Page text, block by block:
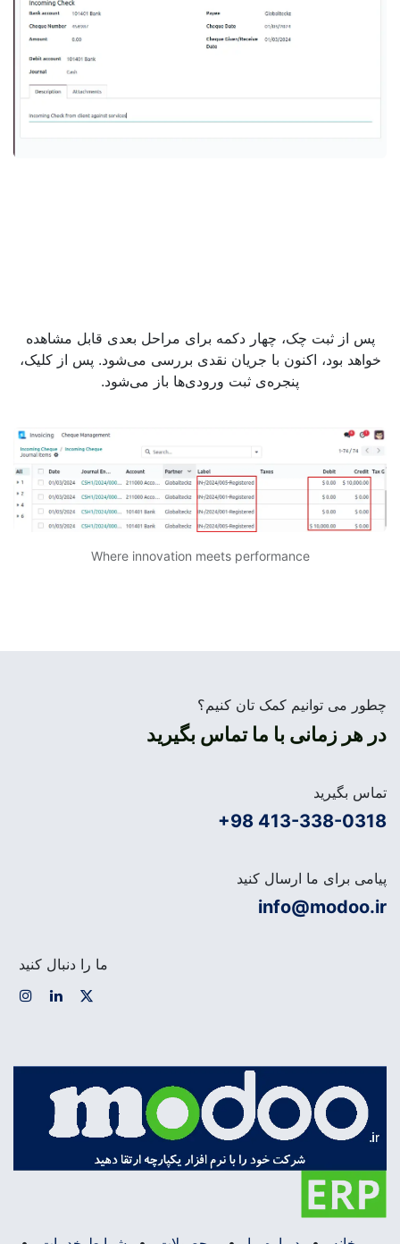
پس از ثبت چک، چهار دکمه برای مراحل بعدی قابل مشاهده
خواهد بود، اکنون با جریان نقدی بررسی می‌شود. پس از کلیک،
پنجره‌ی ثبت ورودی‌ها باز می‌شود.
Where innovation meets performance
چطور می توانیم کمک تان کنیم؟
در هر زمانی با ما تماس بگیرید
تماس بگیرید
+98 413-338-0318
پیامی برای ما ارسال کنید
info@modoo.ir
ما را دنبال کنید